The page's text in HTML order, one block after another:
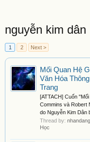
nguyễn kim dân
1 2 Next >
Mối Quan Hệ
Văn Hóa
Trang
[ATTACH] Cuốn
Commins và Robert
do Nguyễn Kim Dân
Thread by:
Học